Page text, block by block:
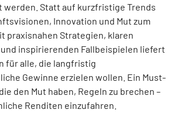
werden. Statt auf kurzfristige Trends
Innovation und Mut zum
praxisnahen Strategien, klaren
inspirierenden Fallbeispielen liefert
für alle, die langfristig
Gewinne erzielen wollen. Ein Must-
den Mut haben, Regeln zu brechen –
Renditen einzufahren.